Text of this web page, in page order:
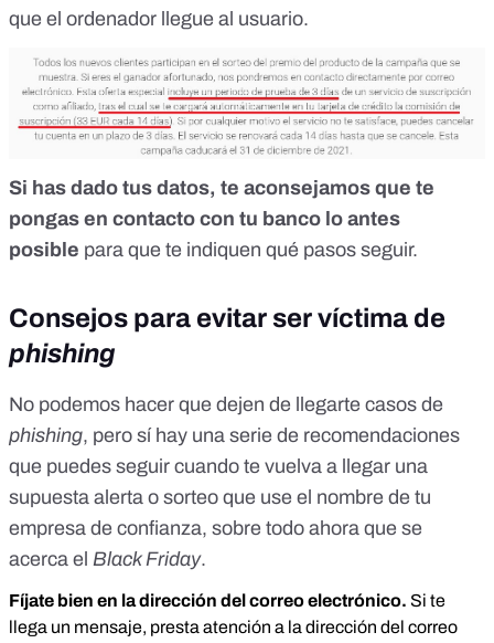
que el ordenador llegue al usuario.
Si has dado tus datos, te aconsejamos que te
pongas en contacto con tu banco lo antes
posible para que te indiquen qué pasos seguir.
Consejos para evitar ser víctima de
phishing
No podemos hacer que dejen de llegarte casos de
phishing, pero sí hay una serie de recomendaciones
que puedes seguir cuando te vuelva a llegar una
supuesta alerta o sorteo que use el nombre de tu
empresa de confianza, sobre todo ahora que se
acerca el Black Friday.
Fíjate bien en la dirección del correo electrónico. Si te
llega un mensaje, presta atención a la dirección del correo